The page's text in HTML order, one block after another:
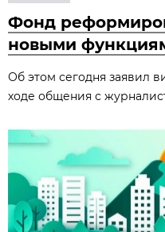
Фонд
новыми
Об этом сегодня заявил
ходе общения с